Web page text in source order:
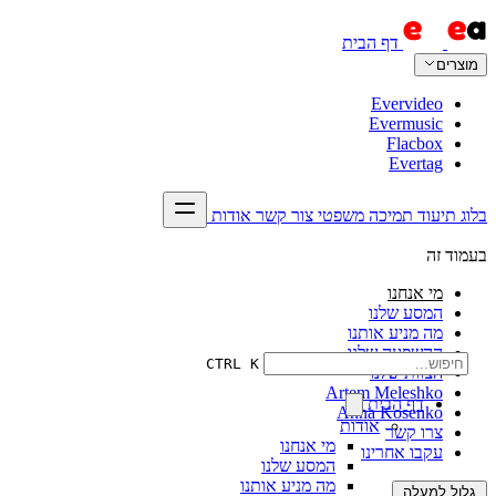
דף הבית
מוצרים
Evervideo
Evermusic
Flacbox
Evertag
בלוג תיעוד תמיכה משפטי צור קשר אודות
CTRL K
דף הבית
אודות
מי אנחנו
המסע שלנו
מה מניע אותנו
בעמוד זה
מי אנחנו
המסע שלנו
מה מניע אותנו
ההשפעה שלנו
הצוות שלנו
Artem Meleshko
Anna Kosenko
צרו קשר
עקבו אחרינו
גלול למעלה